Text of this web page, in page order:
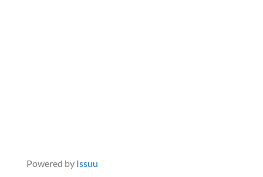
Powered by Issuu